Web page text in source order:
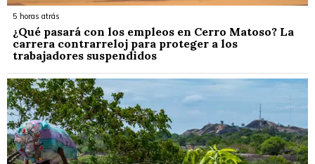
5 horas atrás
¿Qué pasará con los empleos en Cerro Matoso? La
carrera contrarreloj para proteger a los
trabajadores suspendidos